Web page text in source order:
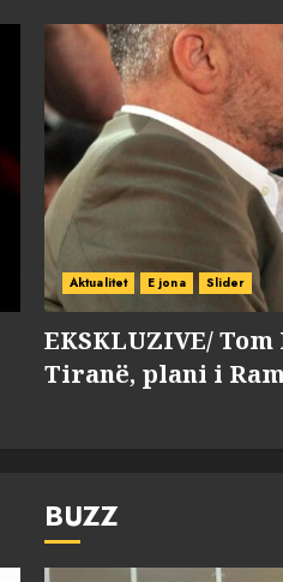
Aktualitet E jona Slider
EKSKLUZIVE/
Tiranë, plani i
BUZZ